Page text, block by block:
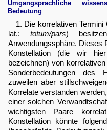
Umgangsprachliche
Bedeutung
1. Die korrelativen Termini
lat.: totum/pars)
Anwendungssphäre. Dieses
Konstellation (die wir hier
bezeichnen) von
Sonderbedeutungen des
zuweilen aber
Korrelate verstanden
einer solchen
wichtigsten Paare
Konstellation könnte